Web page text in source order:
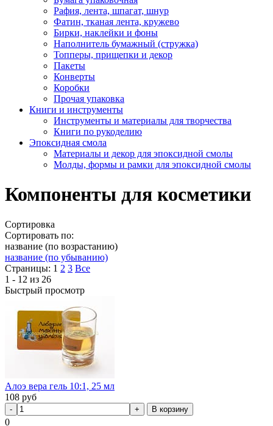
Рафия, лента, шпагат, шнур
Фатин, тканая лента, кружево
Бирки, наклейки и фоны
Наполнитель бумажный (стружка)
Топперы, прищепки и декор
Пакеты
Конверты
Коробки
Прочая упаковка
Книги и инструменты
Инструменты и материалы для творчества
Книги по рукоделию
Эпоксидная смола
Материалы и декор для эпоксидной смолы
Молды, формы и рамки для эпоксидной смолы
Компоненты для косметики
Сортировка
Сортировать по:
название (по возрастанию)
название (по убыванию)
Страницы: 1 2 3 Все
1 - 12 из 26
Быстрый просмотр
Алоэ вера гель 10:1, 25 мл
108 руб
В корзину
0